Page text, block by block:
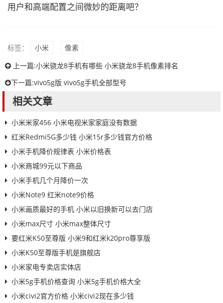
用户和高端配置之间微妙的距离吧？
标签： 小米
像素
上一篇:小米骁龙8手机有哪些 小米骁龙8手机像素排名
下一篇:vivo5g版 vivo5g手机全部型号
相关文章
小米米家456 小米电视米家家庭没有数据
红米Redmi5G多少钱 小米15r多少钱官方价格
小米手机降价规律表 小米价格表
小米商城99元以下商品
小米手机几个月降价一次
小米Note9 红米note9价格
小米画质最好的手机 小米以旧换新可以去门店
小米max尺寸 小米max整体尺寸
要红米K50至尊版 小米9和红米k20pro尊享版
小米K50至尊版手机是旗舰店
小米家电专卖店实体店
小米5g手机价格查询 小米5g手机价格大全
小米civi2官方价格 小米civi2现在多少钱